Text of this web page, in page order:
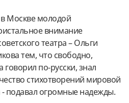
Москве молодой
внимание
театра – Ольги
тем, что свободно,
говорил по-русски, знал
стихотворений мировой
подавал огромные надежды.